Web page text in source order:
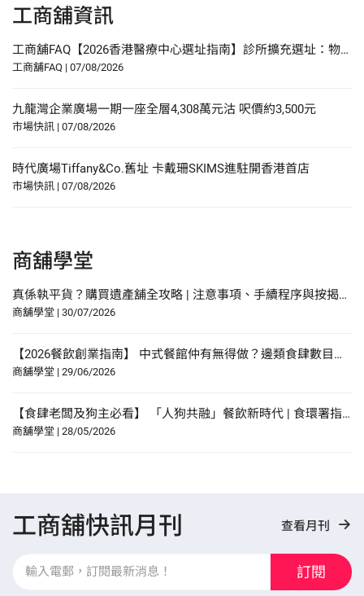
工商舖資訊
工商舖FAQ【2026香港醫療中心選址指南】診所擴充選址：物業要求、人流分析與合規要點
工商舖FAQ | 07/08/2026
九龍灣企業廣場一期一座全層4,308萬元沽 呎價約3,500元
市場快訊 | 07/08/2026
時代廣場Tiffany&Co.舊址 卡戴珊SKIMS進駐開香港首店
市場快訊 | 07/08/2026
商舖學堂
真係執平貨？購買遺產舖全攻略 | 注意事項、手續程序與按揭申請指南
商舖學堂 | 30/07/2026
【2026餐飲創業指南】 中式餐館仲有無得做？邊類食肆數目增幅最多？研究報告中尋找餐飲創業貼士？
商舖學堂 | 29/06/2026
【食肆老闆及狗主必看】 「人狗共融」餐飲新時代 | 食環署指引懶人包！
商舖學堂 | 28/05/2026
工商舖快訊月刊 查看月刊
訂閱